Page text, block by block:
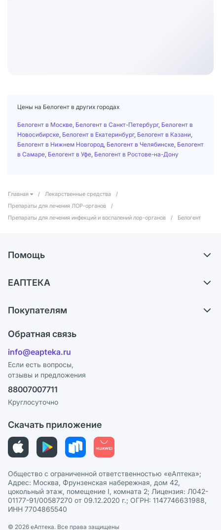
Цены на Белогент в других городах
Белогент в Москве Белогент в Санкт-Петербург, Белогент в
Новосибирске Белогент в Екатеринбург, Белогент в Казани
Белогент в Нижнем Новгород Белогент в Челябинске Белогент
в Самаре Белогент в Уфе Белогент в Ростове-на-Дону
Главная / Лекарственные средства
/
Препараты для лечения ЛОР-органов
/
Препараты для лечения инфекций и воспалений лор-органов
/ Белогент
Помощь
Обмен и возврат
Блог
ЕАПТЕКА
Карьера
Поставщики
Лицензия
Реклама на сайте
Ваши товары на ЕАПТЕКЕ
Покупателям
Программа СберСпасибо
Политика конфиденциальности
Пользовательское соглашение
Политика рекомендаций
Этика и соответствие
Политика в отношении обработки персональных данных
Обратная связь
info@eapteka.ru
Если есть вопросы,
отзывы и предложения
88007007711
Круглосуточно
Скачать приложение
Общество с ограниченной ответственностью «еАптека»;
Адрес: Москва, Фрунзенская набережная, дом 42,
цокольный этаж, помещение I, комната 2; Лицензия: Л042-
01177-91/00587270 от 09.12.2020 г.; ОГРН: 1147746631988,
ИНН 7704865540
© 2026 eАптека. Все права защищены